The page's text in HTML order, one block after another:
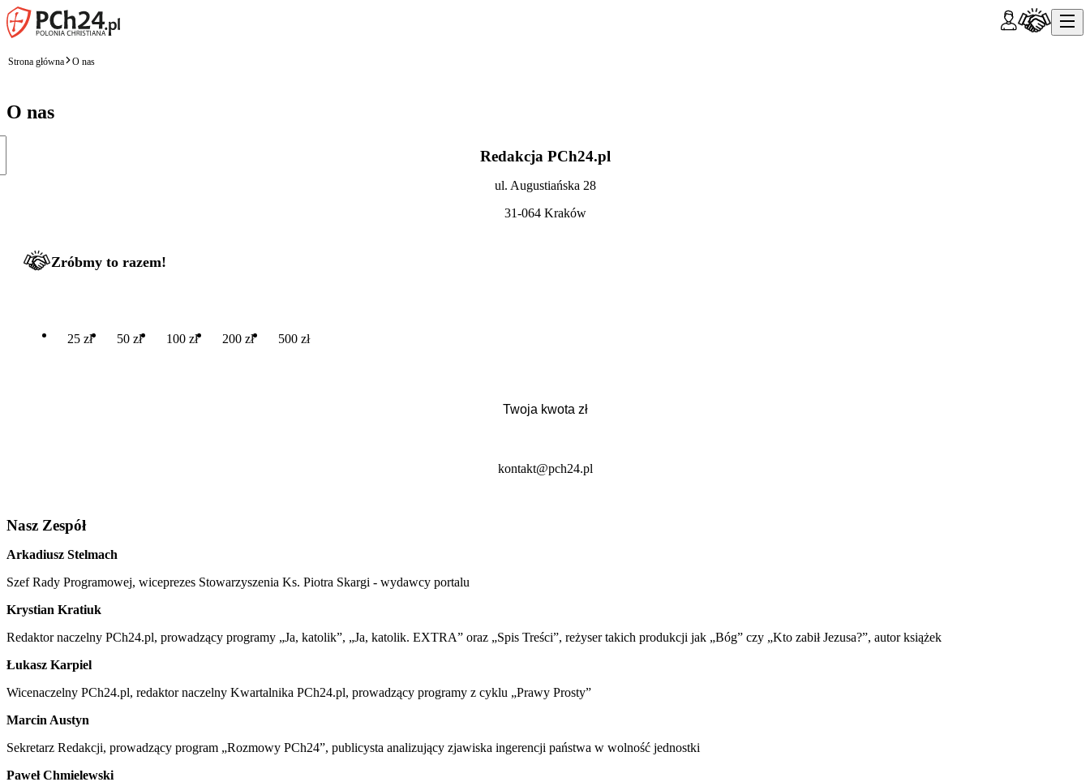
Strona główna O nas
O nas
Redakcja PCh24.pl
ul. Augustiańska 28
31-064 Kraków
Zróbmy to razem!
25 zł 50 zł 100 zł 200 zł 500 zł
kontakt@pch24.pl
Nasz Zespół
Arkadiusz Stelmach
Szef Rady Programowej, wiceprezes Stowarzyszenia Ks. Piotra Skargi - wydawcy portalu
Krystian Kratiuk
Redaktor naczelny PCh24.pl, prowadzący programy „Ja, katolik”, „Ja, katolik. EXTRA” oraz „Spis Treści”, reżyser takich produkcji jak „Bóg” czy „Kto zabił Jezusa?”, autor książek
Łukasz Karpiel
Wicenaczelny PCh24.pl, redaktor naczelny Kwartalnika PCh24.pl, prowadzący programy z cyklu „Prawy Prosty”
Marcin Austyn
Sekretarz Redakcji, prowadzący program „Rozmowy PCh24”, publicysta analizujący zjawiska ingerencji państwa w wolność jednostki
Paweł Chmielewski